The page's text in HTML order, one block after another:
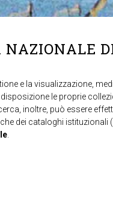
NAZIONALE
e la visualizzazione,
disposizione le proprie
inoltre, può essere
dei cataloghi istituzionali (
.